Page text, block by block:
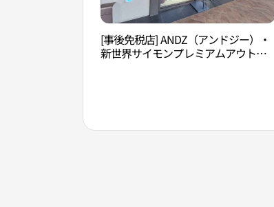
[事後免税店] ANDZ（アンドジー）・
新世界サイモンプレミアムアウトレ